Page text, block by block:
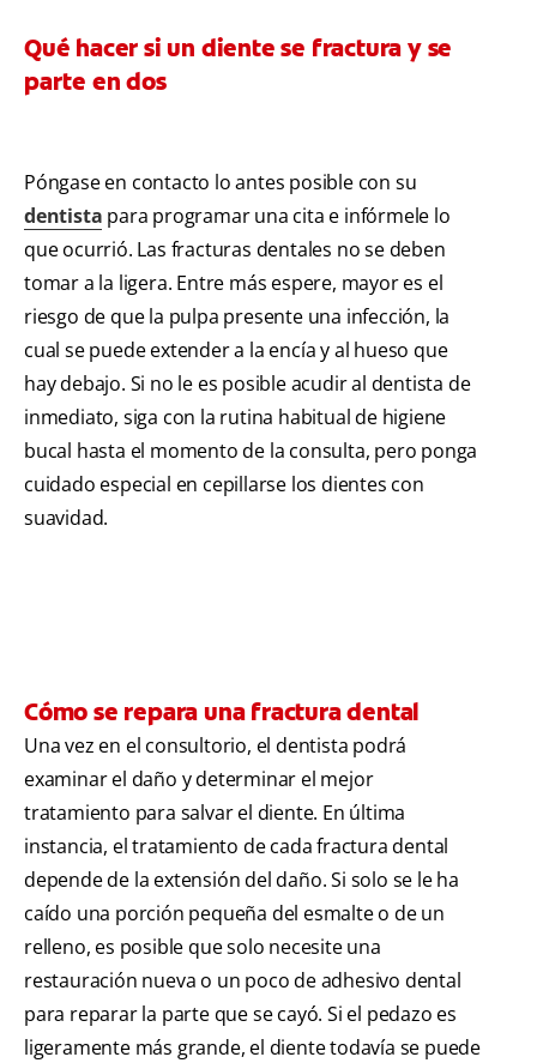
Qué hacer si un diente se fractura y se
parte en dos
Póngase en contacto lo antes posible con su
dentista para programar una cita e infórmele lo
que ocurrió. Las fracturas dentales no se deben
tomar a la ligera. Entre más espere, mayor es el
riesgo de que la pulpa presente una infección, la
cual se puede extender a la encía y al hueso que
hay debajo. Si no le es posible acudir al dentista de
inmediato, siga con la rutina habitual de higiene
bucal hasta el momento de la consulta, pero ponga
cuidado especial en cepillarse los dientes con
suavidad.
Cómo se repara una fractura dental
Una vez en el consultorio, el dentista podrá
examinar el daño y determinar el mejor
tratamiento para salvar el diente. En última
instancia, el tratamiento de cada fractura dental
depende de la extensión del daño. Si solo se le ha
caído una porción pequeña del esmalte o de un
relleno, es posible que solo necesite una
restauración nueva o un poco de adhesivo dental
para reparar la parte que se cayó. Si el pedazo es
ligeramente más grande, el diente todavía se puede